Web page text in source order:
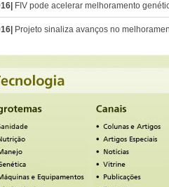
FIV pode acelerar melhoramento
Projeto sinaliza avanços no